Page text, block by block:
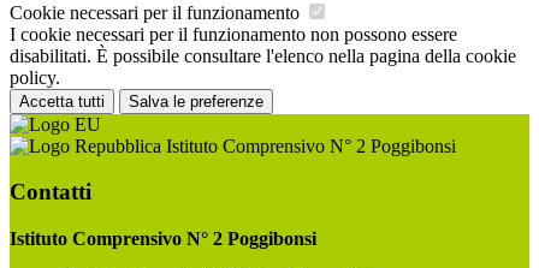
Cookie necessari per il funzionamento
I cookie necessari per il funzionamento non possono essere
disabilitati. È possibile consultare l'elenco nella pagina della cookie
policy.
Accetta tutti Salva le preferenze
Istituto Comprensivo N° 2 Poggibonsi
Contatti
Istituto Comprensivo N° 2 Poggibonsi